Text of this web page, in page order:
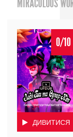
0/10
ДИВИТИСЯ